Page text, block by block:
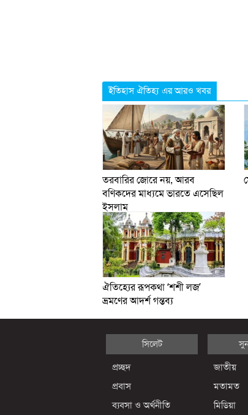
ইতিহাস ঐতিহ্য এর আরও খবর
তরবারির জোরে নয়, আরব
বণিকদের মাধ্যমে ভারতে এসেছিল
ইসলাম
ঐতিহ্যের রূপকথা ‘শশী লজ’
ভ্রমণের আদর্শ গন্তব্য
সিলেট
প্রচ্ছদ জাতীয়
প্রবাস
মতামত
ব্যবসা ও অর্থনীতি
মিডিয়া